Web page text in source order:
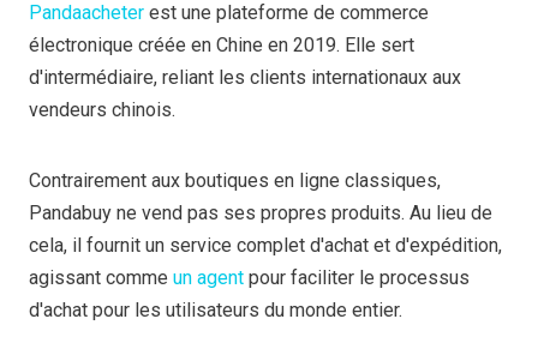
Pandaacheter est une plateforme de commerce
électronique créée en Chine en 2019. Elle sert
d'intermédiaire, reliant les clients internationaux aux
vendeurs chinois.
Contrairement aux boutiques en ligne classiques,
Pandabuy ne vend pas ses propres produits. Au lieu de
cela, il fournit un service complet d'achat et d'expédition,
agissant comme un agent pour faciliter le processus
d'achat pour les utilisateurs du monde entier.